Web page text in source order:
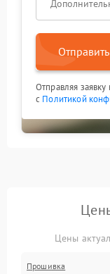
Отправляя
с Политикой
Цены
Прошивка